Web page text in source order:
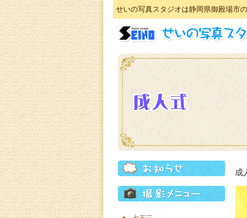
せいの写真スタジオは静岡県御殿場市
成